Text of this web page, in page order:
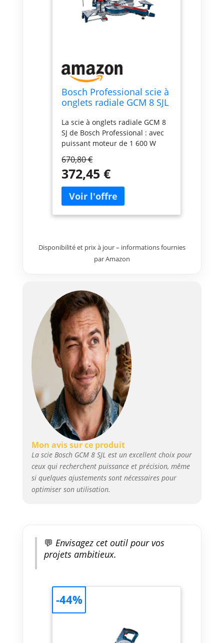
Bosch Professional scie à
onglets radiale GCM 8 SJL
lame : 216 mm)
La scie à onglets radiale GCM 8
SJ de Bosch Professional : avec
puissant moteur de 1 600 W
d’utilisation grâce à des
capacités de coupe horizontale
et verticale élevées
Environnement de travail plus
propre et plus sain car sans
poussières grâce au système
transport facile d’une seule
main avec la poignée intégrée
216 x 30 x 2,8 mm, 48 dents),
serre-joint
670,80 €
372,45 €
Disponibilité et prix à jour – informations fournies
par Amazon
Mon avis sur ce produit
La scie Bosch GCM 8 SJL est un excellent choix pour
ceux qui recherchent puissance et précision, même
si quelques ajustements sont nécessaires pour
optimiser son utilisation.
💬 Envisagez cet outil pour vos
projets ambitieux.
-44%